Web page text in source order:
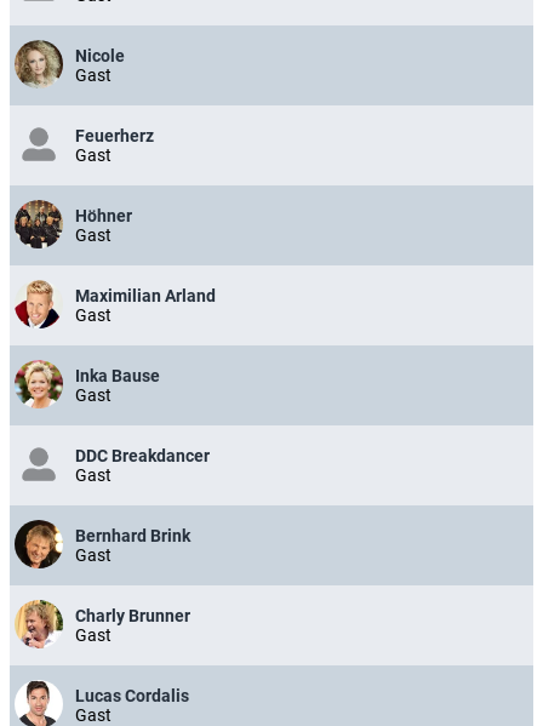
Nicole
Gast
Feuerherz
Gast
Höhner
Gast
Maximilian Arland
Gast
Inka Bause
Gast
DDC Breakdancer
Gast
Bernhard Brink
Gast
Charly Brunner
Gast
Lucas Cordalis
Gast